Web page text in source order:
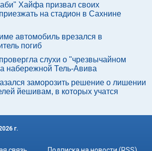
Хайфа призвал своих
на стадион в Сахнине
автомобиль врезался в
погиб
слухи о "чрезвычайном
набережной Тель-Авива
заморозить решение о лишении
йешивам, в которых учатся
г.